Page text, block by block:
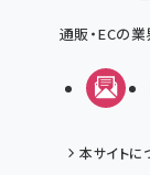
通販・ECの
メ
本サイトに